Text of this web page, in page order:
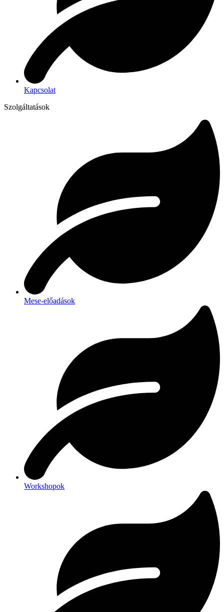
Kapcsolat
Szolgáltatások
Mese-előadások
Workshopok